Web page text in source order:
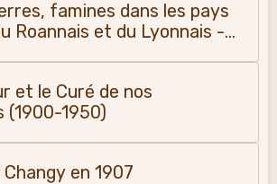
famines dans les pays
Roannais et du Lyonnais -
et le Curé de nos
(1900-1950)
en 1907